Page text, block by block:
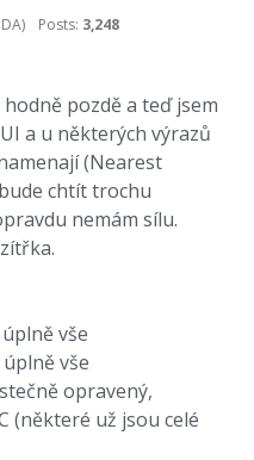
Posts: 3,248
pozdě a teď jsem
a u některých výrazů
(Nearest
chtít trochu
nemám sílu.
vše
úplně vše
opravený,
(některé už jsou celé